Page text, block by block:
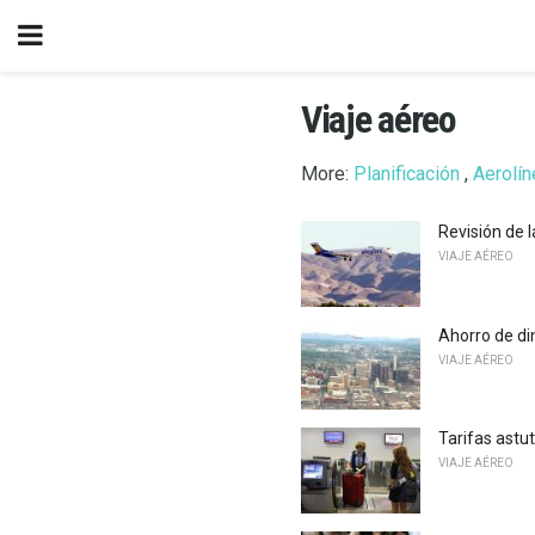
Viaje aéreo
More: Planificación ,
Revisión de
VIAJE AÉREO
Ahorro de
VIAJE AÉREO
Tarifas
VIAJE AÉREO